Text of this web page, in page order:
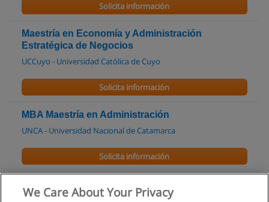
Solicita información
Maestría en Economía y Administración
Estratégica de Negocios
UCCuyo - Universidad Católica de Cuyo
Solicita información
MBA Maestría en Administración
UNCA - Universidad Nacional de Catamarca
Solicita información
Ficcionalista de Cristina Livigni. Dictado por ella
We Care About Your Privacy